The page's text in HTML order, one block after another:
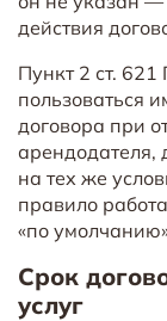
действия
Пункт 2 ст.
пользоваться
договора при
арендодателя,
на тех же
правило
«по
Срок
услуг